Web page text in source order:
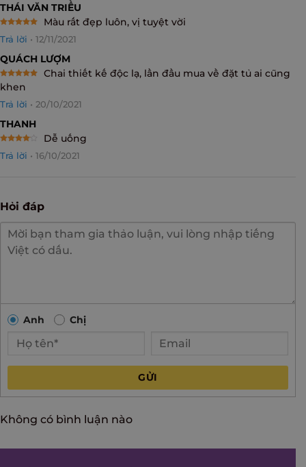
THÁI VĂN TRIỀU
out of 5
Màu rất đẹp luôn, vị tuyệt vời
Trả lời • 12/11/2021
QUÁCH LƯỢM
Rated5
out of 5
Chai thiết kế độc lạ, lần đầu mua về đặt tủ ai cũng
khen
Trả lời • 20/10/2021
THANH
out of 5
Dễ uống
Trả lời • 16/10/2021
Hỏi đáp
Anh Chị
GỬI
Không có bình luận nào